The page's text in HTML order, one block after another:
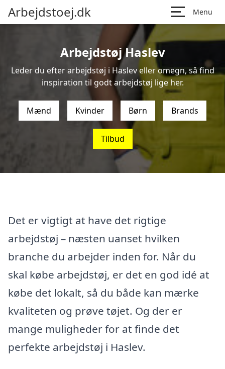
Arbejdstoej.dk Menu
Arbejdstøj Haslev
Leder du efter arbejdstøj i Haslev eller omegn, så find
inspiration til godt arbejdstøj lige her.
Mænd Kvinder Børn Brands
Tilbud
Det er vigtigt at have det rigtige
arbejdstøj – næsten uanset hvilken
branche du arbejder inden for. Når du
skal købe arbejdstøj, er det en god idé at
købe det lokalt, så du både kan mærke
kvaliteten og prøve tøjet. Og der er
mange muligheder for at finde det
perfekte arbejdstøj i Haslev.